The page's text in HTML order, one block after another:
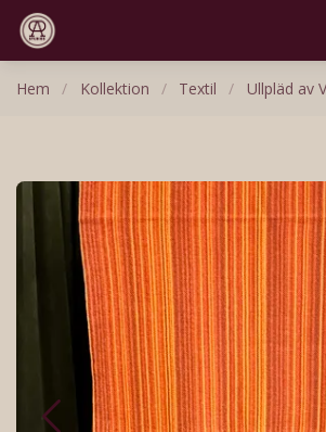
Hem / Kollektion / Textil / Ullpläd av